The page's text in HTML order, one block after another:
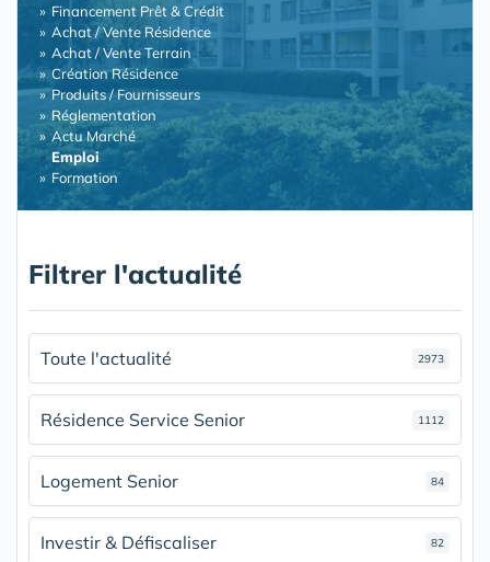
Financement Prêt & Crédit
Achat / Vente Résidence
Achat / Vente Terrain
Création Résidence
Produits / Fournisseurs
Réglementation
Actu Marché
Emploi
Formation
Filtrer l'actualité
Toute l'actualité 2973
Résidence Service Senior 1112
Logement Senior 84
Investir & Défiscaliser 82